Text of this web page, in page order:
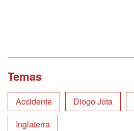
Temas
Accidente Diogo Jota
Inglaterra